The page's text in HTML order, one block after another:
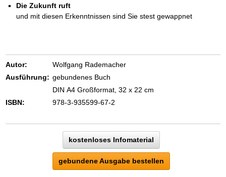
Die Zukunft ruft
und mit diesen Erkenntnissen sind Sie stest gewappnet
Autor:
Wolfgang Rademacher
Ausführung: gebundenes Buch
DIN A4 Großformat, 32 x 22 cm
ISBN:
978-3-935599-67-2
kostenloses Infomaterial
gebundene Ausgabe bestellen